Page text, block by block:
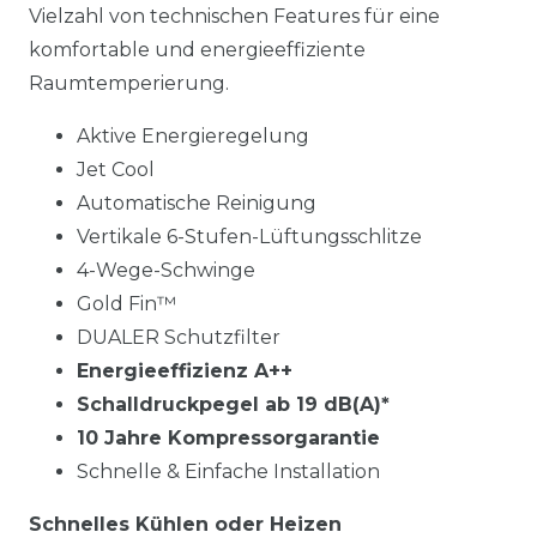
Vielzahl von technischen Features für eine
komfortable und energieeffiziente
Raumtemperierung.
Aktive Energieregelung
Jet Cool
Automatische Reinigung
Vertikale 6-Stufen-Lüftungsschlitze
4-Wege-Schwinge
Gold Fin™
DUALER Schutzfilter
Energieeffizienz A++
Schalldruckpegel ab 19 dB(A)*
10 Jahre Kompressorgarantie
Schnelle & Einfache Installation
Schnelles Kühlen oder Heizen